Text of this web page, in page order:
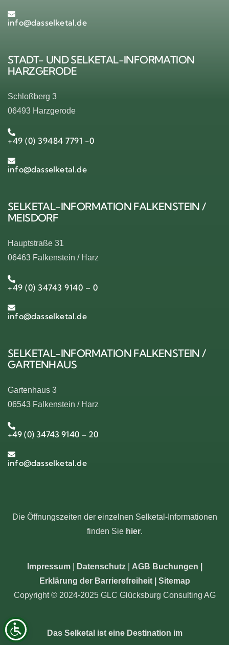
info@dasselketal.de
STADT- UND SELKETAL-INFORMATION
HARZGERODE
Schloßberg 3
06493 Harzgerode
+49 (0) 39484 7791 -0
info@dasselketal.de
SELKETAL-INFORMATION FALKENSTEIN /
MEISDORF
Hauptstraße 31
06463 Falkenstein / Harz
+49 (0) 34743 9140 – 0
info@dasselketal.de
SELKETAL-INFORMATION FALKENSTEIN /
GARTENHAUS
Gartenhaus 3
06543 Falkenstein / Harz
+49 (0) 34743 9140 – 20
info@dasselketal.de
Die Öffnungszeiten der einzelnen Selketal-Informationen
finden Sie hier.
Impressum| Datenschutz| AGB Buchungen
Erklärung der Barrierefreiheit | Sitemap
Copyright © 2024-2025 GLC Glücksburg Consulting AG
Das Selketal ist eine Destination im